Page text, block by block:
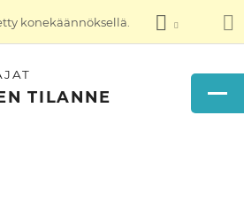
konekäännöksellä.
TILANNE